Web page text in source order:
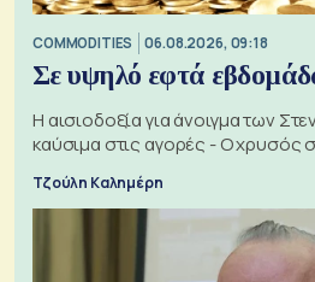
COMMODITIES 06.08.2026, 09:18
Σε υψηλό εφτά
Η αισιοδοξία για άνοιγμα των
καύσιμα στις αγορές - Ο χρυσός
Τζούλη Καλημέρη